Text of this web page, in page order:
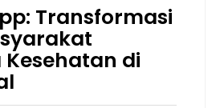
Transformasi
di